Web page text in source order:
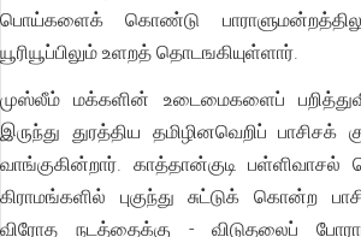
பொய்களைக் கொண்டு
யூரியூப்பிலும் உளறத் தொடஙகியுள்ளார்.
முஸ்லீம் மக்களின் உடைமைகளைப்
இருந்து துரத்திய தமிழினவெறிப் பாசிசக்
வாங்குகின்றார். காத்தான்குடி
கிராமங்களில் புகுந்து சுட்டுக் கொன்ற
விரோத நடத்தைக்கு - விடுதலைப்